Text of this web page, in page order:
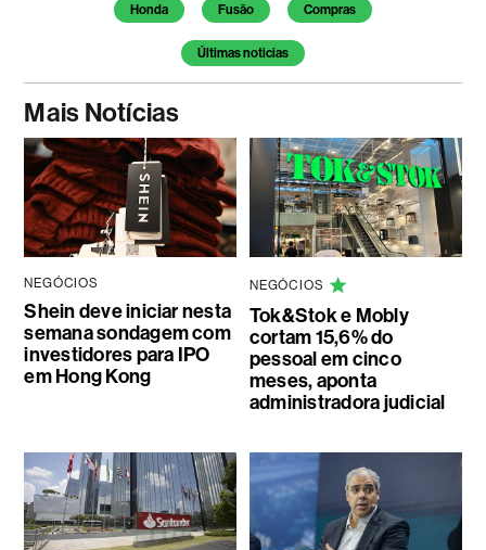
Honda Fusão Compras
Últimas noticias
Mais Notícias
NEGÓCIOS
Shein deve iniciar nesta
semana sondagem com
investidores para IPO
em Hong Kong
NEGÓCIOS
Tok&Stok e Mobly
cortam 15,6% do
pessoal em cinco
meses, aponta
administradora judicial